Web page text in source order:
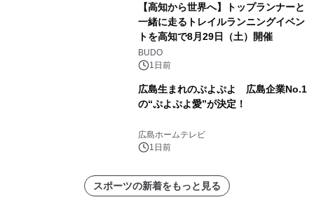
【高知から世界へ】トップランナーと
一緒に走るトレイルランニングイベン
トを高知で8月29日（土）開催
BUDO
1日前
広島生まれのぷよぷよ 広島企業No.1
の“ぷよぷよ愛”が決定！
広島ホームテレビ
1日前
スポーツの新着をもっと見る